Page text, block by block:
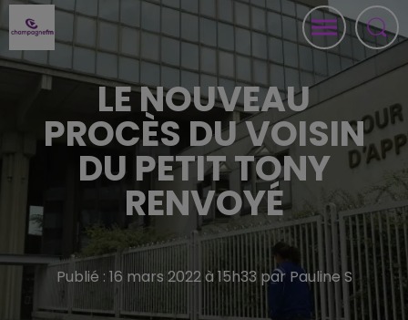
LE NOUVEAU
PROCÈS DU VOISIN
DU PETIT TONY
RENVOYÉ
Publié : 16 mars 2022 à 15h33 par Pauline S